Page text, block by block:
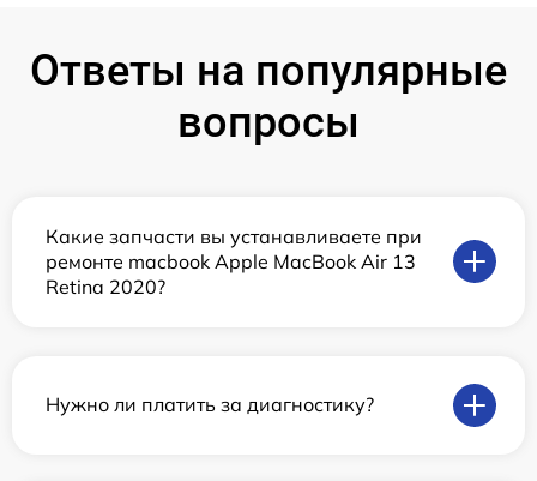
Ответы на популярные
вопросы
Какие запчасти вы устанавливаете при
ремонте macbook Apple MacBook Air 13
Retina 2020?
Нужно ли платить за диагностику?